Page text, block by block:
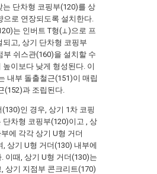
단차형 코핑부(120)를 상
으로 연장되도록 설치한다.
는 인버트 T형(⊥)으로 프
고, 상기 단차형 코핑부
쉬스관(160)을 설치할 수
이보다 낮게 형성된다. 이
내부 돌출철근(151)이 매립
(152)과 조립된다.
인 경우, 상기 1차 코핑
차형 코핑부(120)이고 , 상
에 각각 상기 U형 거더
상기 U형 거더(130) 내부에
이때, 상기 U형 거더(130)는
상기 지점부 콘크리트(170)